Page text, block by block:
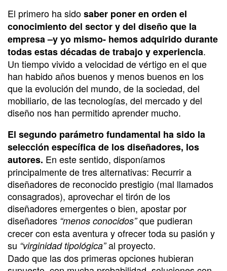
El primero ha sidosaber poner en orden el
conocimiento del sector y del diseño que la
empresa –y yo mismo- hemos adquirido durante
todas estas décadas de trabajo y experiencia.
Un tiempo vivido a velocidad de vértigo en el que
han habido años buenos y menos buenos en los
que la evolución del mundo, de la sociedad, del
mobiliario, de las tecnologías, del mercado y del
diseño nos han permitido aprender mucho.
El segundo parámetro fundamental ha sido la
selección específica de los diseñadores, los
autores. En este sentido, disponíamos
principalmente de tres alternativas: Recurrir a
diseñadores de reconocido prestigio (mal llamados
consagrados), aprovechar el tirón de los
diseñadores emergentes o bien, apostar por
diseñadores “menos conocidos”que pudieran
crecer con esta aventura y ofrecer toda su pasión y
su “virginidad tipológica”al proyecto.
Dado que las dos primeras opciones hubieran